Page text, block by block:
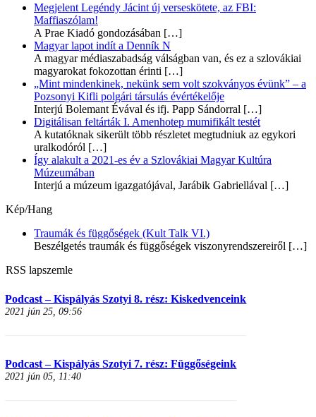
Megjelent Legéndy Jácint új verseskötete, az FBI:
Maffiaszólam!
A Prae Kiadó gondozásában […]
Magyar lapot indít a Denník N
A magyar médiaszabadság válságban van, és ez a szlovákiai
magyarokat fokozottan érinti […]
„Mint mindenkinek, nekünk sem volt szokványos évünk” – a
Pozsonyi Kifli polgári társulás évértékelője
Interjú Bolemant Évával és ifj. Papp Sándorral […]
Digitálisan feltárták I. Amenhotep mumifikált testét
A kutatóknak sikerült több részletet megtudniuk az egykori
uralkodóról […]
Így alakult a 2021-es év a Szlovákiai Magyar Kultúra
Múzeumában
Interjú a múzeum igazgatójával, Jarábik Gabriellával […]
Kép/Hang
Traumák és függőségek (Kult Talk VI.)
Beszélgetés traumák és függőségek viszonyrendszereiről […]
RSS lapszemle
Podcast – Kispályás Szotyi 8. rész: Kiskedvenceink
2021 jún 25, 09:56
Podcast – Kispályás Szotyi 7. rész: Függőségeink
2021 jún 05, 11:40